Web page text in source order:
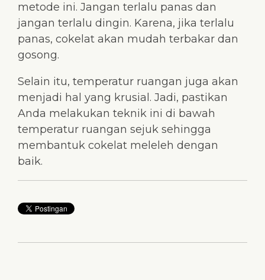
metode ini. Jangan terlalu panas dan
jangan terlalu dingin. Karena, jika terlalu
panas, cokelat akan mudah terbakar dan
gosong.
Selain itu, temperatur ruangan juga akan
menjadi hal yang krusial. Jadi, pastikan
Anda melakukan teknik ini di bawah
temperatur ruangan sejuk sehingga
membantuk cokelat meleleh dengan
baik.